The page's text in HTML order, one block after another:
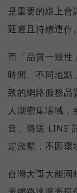
是重要的線上會
延遲且持續運作。
而「品質一致性
時間、不同地點
致的網路服務品
人潮密集場域
音、傳送 LINE
定流暢，不因環
台灣大哥大能同